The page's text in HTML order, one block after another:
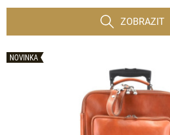
ZOBRAZIT
NOVINKA